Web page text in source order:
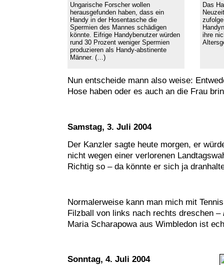
Ungarische Forscher wollen
herausgefunden haben, dass ein
Handy in der Hosentasche die
Spermien des Mannes schädigen
könnte. Eifrige Handybenutzer würden
rund 30 Prozent weniger Spermien
produzieren als Handy-abstinente
Männer. (…)
Das
ihre
Nun entscheide mann also weise:
Hose haben oder es auch an die Frau
Samstag, 3. Juli 2004
Der Kanzler sagte heute morgen, er
nicht wegen einer verlorenen
Richtig so – da könnte er sich ja
Normalerweise kann man mich mit
Filzball von links nach rechts dreschen –
Maria Scharapowa aus Wimbledon ist
Sonntag, 4. Juli 2004